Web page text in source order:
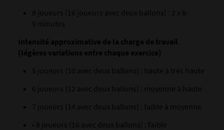
8 joueurs (16 joueurs avec deux ballons) : 2 x 8-
9 minutes
Intensité approximative de la charge de travail
(légères variations entre chaque exercice)
5 joueurs (10 avec deux ballons) : haute à très haute
6 joueurs (12 avec deux ballons) : moyenne à haute
7 joueurs (14 avec deux ballons) : faible à moyenne
• 8 joueurs (16 avec deux ballons) : faible